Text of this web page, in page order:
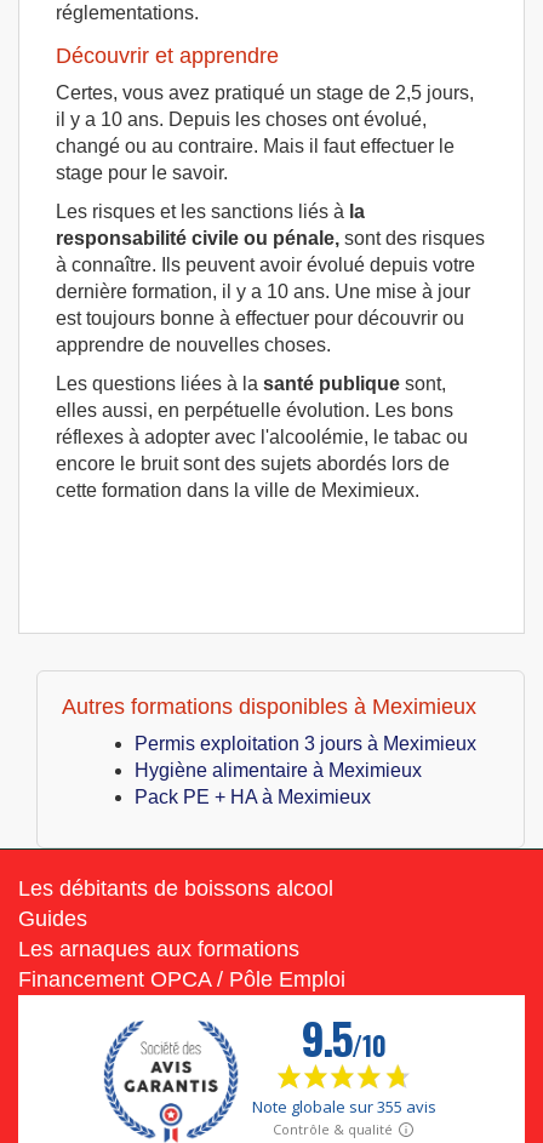
réglementations.
Découvrir et apprendre
Certes, vous avez pratiqué un stage de 2,5 jours,
il y a 10 ans. Depuis les choses ont évolué,
changé ou au contraire. Mais il faut effectuer le
stage pour le savoir.
Les risques et les sanctions liés à la
responsabilité civile ou pénale, sont des risques
à connaître. Ils peuvent avoir évolué depuis votre
dernière formation, il y a 10 ans. Une mise à jour
est toujours bonne à effectuer pour découvrir ou
apprendre de nouvelles choses.
Les questions liées à la santé publique sont,
elles aussi, en perpétuelle évolution. Les bons
réflexes à adopter avec l'alcoolémie, le tabac ou
encore le bruit sont des sujets abordés lors de
cette formation dans la ville de Meximieux.
Autres formations disponibles à Meximieux
Permis exploitation 3 jours à Meximieux
Hygiène alimentaire à Meximieux
Pack PE + HA à Meximieux
Les débitants de boissons alcool
Guides
Les arnaques aux formations
Financement OPCA / Pôle Emploi